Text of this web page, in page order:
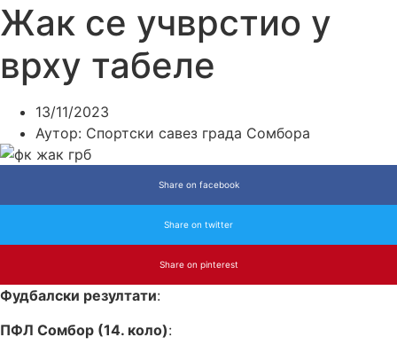
Жак се учврстио у
врху табеле
13/11/2023
Аутор: Спортски савез града Сомбора
Share on facebook
Share on twitter
Share on pinterest
Фудбалски резултати:
ПФЛ Сомбор (14. коло):